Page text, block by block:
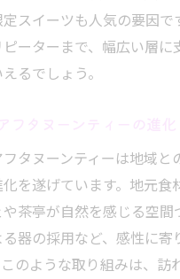
過ごす庭園アフタヌーン
アフタヌーンティーの贅沢
スイーツも人気の要因で
ーターまで、幅広い層に
るでしょう。
タヌーンティーは地域と
を遂げています。地元食
茶亭が自然を感じる空間
器の採用など、感性に寄
のような取り組みは、訪